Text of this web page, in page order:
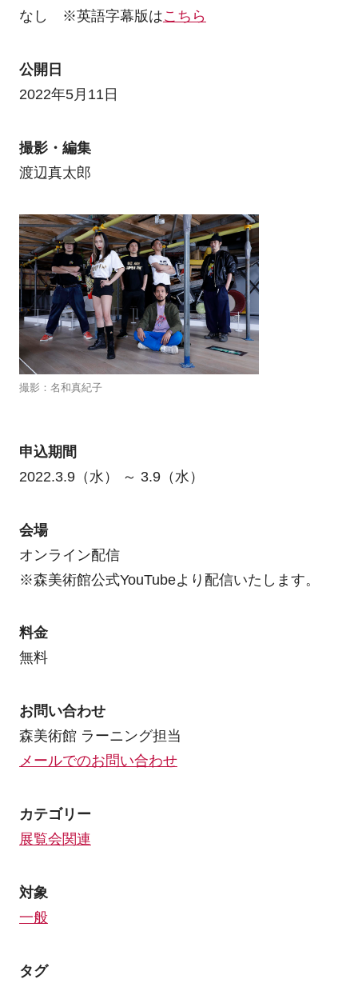
なし ※英語字幕版はこちら
公開日
2022年5月11日
撮影・編集
渡辺真太郎
撮影：名和真紀子
申込期間
2022.3.9（水） ～ 3.9（水）
会場
オンライン配信
※森美術館公式YouTubeより配信いたします。
料金
無料
お問い合わせ
森美術館 ラーニング担当
メールでのお問い合わせ
カテゴリー
展覧会関連
対象
一般
タグ